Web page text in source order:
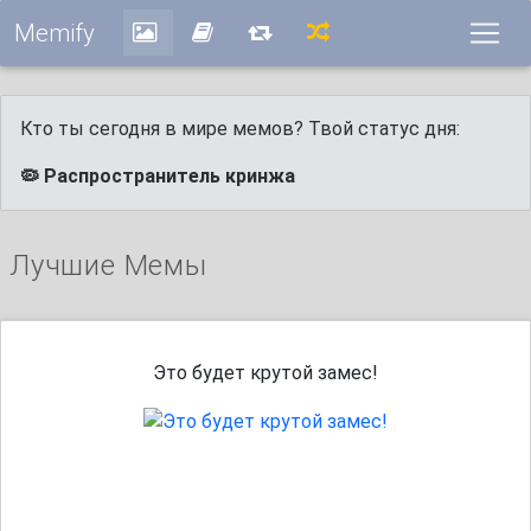
Memify
Кто ты сегодня в мире мемов? Твой статус дня:
🦠 Распространитель кринжа
Лучшие Мемы
Это будет крутой замес!